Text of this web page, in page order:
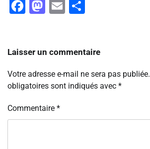
Facebook
Mastodon
Email
Laisser un commentaire
Votre adresse e-mail ne sera pas publiée.
obligatoires sont indiqués avec *
Commentaire *